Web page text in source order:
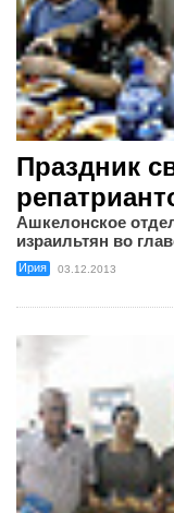
Праздник
Ашкелонское
израильтян во
Ирия 03.12.2013